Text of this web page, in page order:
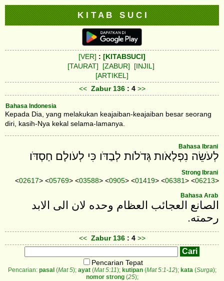
K I T A B S U C I
[VER] : [KITABSUCI]
[TAURAT]
[ZABUR]
[INJIL]
[ARTIKEL]
<< Zabur 136 : 4 >>
Bahasa Indonesia
Kepada Dia, yang melakukan keajaiban-keajaiban besar seorang
diri, kasih-Nya kekal selama-lamanya.
Bahasa Ibrani
לְעֹשֵׂה נִפְלָאֹות גְּדֹלֹות לְבַדֹּו כִּי לְעֹולָם חַסְדֹּו׃
Strong Ibrani
<02617> <05769> <03588> <0905> <01419> <06381> <06213>
Bahasa Arab
الصانع العجائب العظام وحده لان الى الابد
رحمته‎.
<< Zabur 136 : 4 >>
Pencarian Tepat
Pencarian: pasal(Mat 5); ayat(Mat 5:11); kutipan(Mat 5:1-12); kata (Surga);
nomor strong(25);